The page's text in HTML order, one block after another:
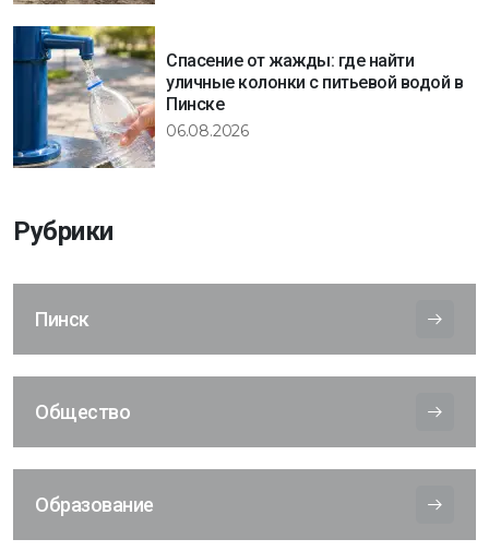
Спасение от жажды: где найти
уличные колонки с питьевой водой в
Пинске
06.08.2026
Рубрики
Пинск
Общество
Образование